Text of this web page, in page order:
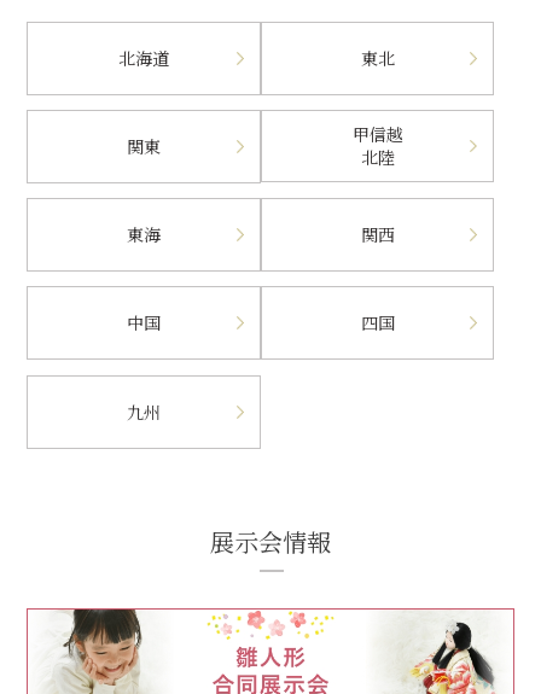
北海道 東北
関東
甲信越
北陸
東海 関西
中国 四国
九州
展示会情報